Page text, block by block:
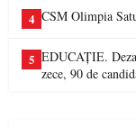
4 CSM Olimpia
5 EDUCAȚIE.
zece, 90 de